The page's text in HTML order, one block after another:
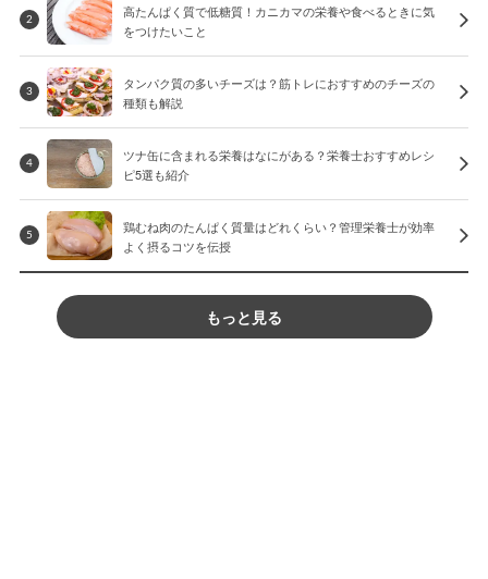
2
高たんぱく質で低糖質！カニカマの栄養や食べるときに気
をつけたいこと
3
タンパク質の多いチーズは？筋トレにおすすめのチーズの
種類も解説
4
ツナ缶に含まれる栄養はなにがある？栄養士おすすめレシ
ピ5選も紹介
5
鶏むね肉のたんぱく質量はどれくらい？管理栄養士が効率
よく摂るコツを伝授
もっと見る